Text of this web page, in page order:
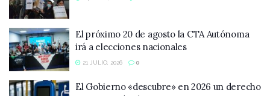
El próximo 20 de agosto la CTA Autónoma
irá a elecciones nacionales
21 JULIO, 2026 0
El Gobierno «descubre» en 2026 un derecho